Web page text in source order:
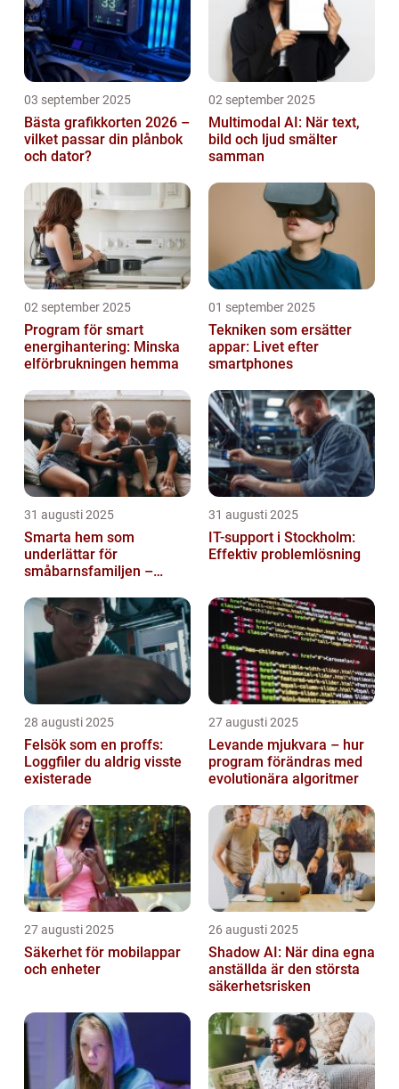
03 september 2025
Bästa grafikkorten 2026 –
vilket passar din plånbok
och dator?
02 september 2025
Multimodal AI: När text,
bild och ljud smälter
samman
02 september 2025
Program för smart
energihantering: Minska
elförbrukningen hemma
01 september 2025
Tekniken som ersätter
appar: Livet efter
smartphones
31 augusti 2025
Smarta hem som
underlättar för
småbarnsfamiljen –
barnens dagliga rutiner
31 augusti 2025
IT-support i Stockholm:
Effektiv problemlösning
28 augusti 2025
Felsök som en proffs:
Loggfiler du aldrig visste
existerade
27 augusti 2025
Levande mjukvara – hur
program förändras med
evolutionära algoritmer
27 augusti 2025
Säkerhet för mobilappar
och enheter
26 augusti 2025
Shadow AI: När dina egna
anställda är den största
säkerhetsrisken